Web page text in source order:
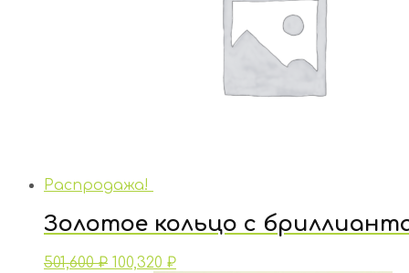
Распродажа!
Золотое кольцо с
501,600₽ 100,320 ₽